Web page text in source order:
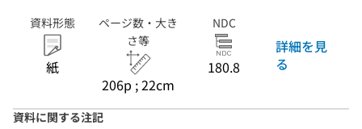
資料形態
紙
ページ数・大き
さ等
206p ; 22cm
NDC
180.8
詳細を見
る
資料に関する注記